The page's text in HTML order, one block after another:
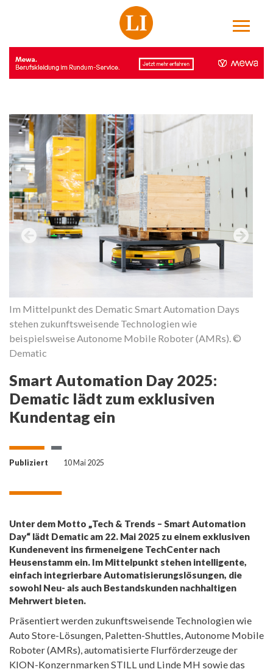
Im Mittelpunkt des Dematic Smart Automation Days
stehen zukunftsweisende Technologien wie
beispielsweise Autonome Mobile Roboter (AMRs). ©
Dematic
Smart Automation Day 2025:
Dematic lädt zum exklusiven
Kundentag ein
Publiziert 10 Mai 2025
Unter dem Motto „Tech & Trends – Smart Automation
Day“ lädt Dematic am 22. Mai 2025 zu einem exklusiven
Kundenevent ins firmeneigene TechCenter nach
Heusenstamm ein. Im Mittelpunkt stehen intelligente,
einfach integrierbare Automatisierungslösungen, die
sowohl Neu- als auch Bestandskunden nachhaltigen
Mehrwert bieten.
Präsentiert werden zukunftsweisende Technologien wie
Auto Store-Lösungen, Paletten-Shuttles, Autonome Mobile
Roboter (AMRs), automatisierte Flurförderzeuge der
KION-Konzernmarken STILL und Linde MH sowie das